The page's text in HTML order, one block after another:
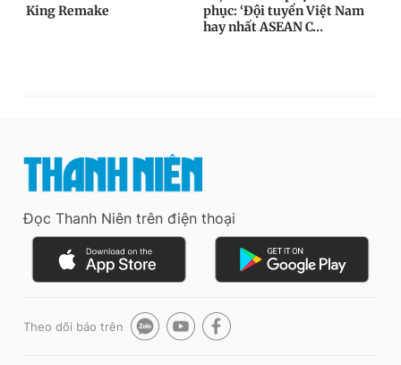
Đọc Thanh Niên trên điện thoại
Theo dõi báo trên